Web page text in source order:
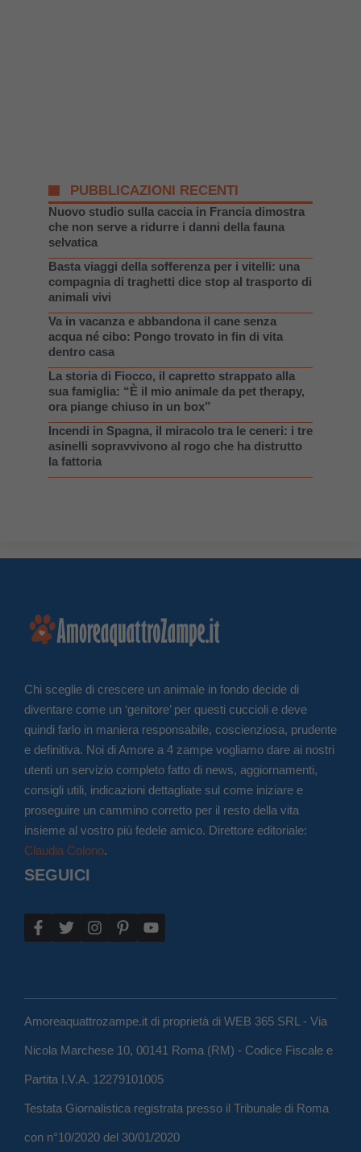
PUBBLICAZIONI RECENTI
Nuovo studio sulla caccia in Francia dimostra
che non serve a ridurre i danni della fauna
selvatica
Basta viaggi della sofferenza per i vitelli: una
compagnia di traghetti dice stop al trasporto di
animali vivi
Va in vacanza e abbandona il cane senza
acqua né cibo: Pongo trovato in fin di vita
dentro casa
La storia di Fiocco, il capretto strappato alla
sua famiglia: “È il mio animale da pet therapy,
ora piange chiuso in un box”
Incendi in Spagna, il miracolo tra le ceneri: i tre
asinelli sopravvivono al rogo che ha distrutto
la fattoria
Chi sceglie di crescere un animale in fondo decide di
diventare come un ‘genitore’ per questi cuccioli e deve
quindi farlo in maniera responsabile, coscienziosa, prudente
e definitiva. Noi di Amore a 4 zampe vogliamo dare ai nostri
utenti un servizio completo fatto di news, aggiornamenti,
consigli utili, indicazioni dettagliate sul come iniziare e
proseguire un cammino corretto per il resto della vita
insieme al vostro più fedele amico. Direttore editoriale:
Claudia Colono.
SEGUICI
Amoreaquattrozampe.it di proprietà di WEB 365 SRL - Via
Nicola Marchese 10, 00141 Roma (RM) - Codice Fiscale e
Partita I.V.A. 12279101005
Testata Giornalistica registrata presso il Tribunale di Roma
con n°10/2020 del 30/01/2020